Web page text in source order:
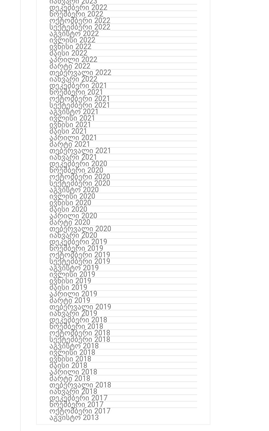
დეკემბერი 2022
ნოემბერი 2022
ოქტომბერი 2022
სექტემბერი 2022
აგვისტო 2022
ივლისი 2022
ივნისი 2022
მაისი 2022
აპრილი 2022
მარტი 2022
თებერვალი 2022
იანვარი 2022
დეკემბერი 2021
ნოემბერი 2021
ოქტომბერი 2021
სექტემბერი 2021
აგვისტო 2021
ივლისი 2021
ივნისი 2021
მაისი 2021
აპრილი 2021
მარტი 2021
თებერვალი 2021
იანვარი 2021
დეკემბერი 2020
ნოემბერი 2020
ოქტომბერი 2020
სექტემბერი 2020
აგვისტო 2020
ივლისი 2020
ივნისი 2020
მაისი 2020
აპრილი 2020
მარტი 2020
თებერვალი 2020
იანვარი 2020
დეკემბერი 2019
ნოემბერი 2019
ოქტომბერი 2019
სექტემბერი 2019
აგვისტო 2019
ივლისი 2019
ივნისი 2019
მაისი 2019
აპრილი 2019
მარტი 2019
თებერვალი 2019
იანვარი 2019
დეკემბერი 2018
ნოემბერი 2018
ოქტომბერი 2018
სექტემბერი 2018
აგვისტო 2018
ივლისი 2018
ივნისი 2018
მაისი 2018
აპრილი 2018
მარტი 2018
თებერვალი 2018
იანვარი 2018
დეკემბერი 2017
ნოემბერი 2017
ოქტომბერი 2017
აგვისტო 2013